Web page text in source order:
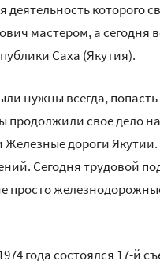
которого
мастером, а сегодня
Саха (Якутия).
нужны всегда,
свое дело
дороги
Сегодня трудовой
просто
года состоялся 17-й